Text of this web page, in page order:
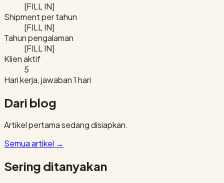
[FILL IN]
Shipment per tahun
[FILL IN]
Tahun pengalaman
[FILL IN]
Klien aktif
5
Hari kerja, jawaban 1 hari
Dari blog
Artikel pertama sedang disiapkan.
Semua artikel →
Sering ditanyakan